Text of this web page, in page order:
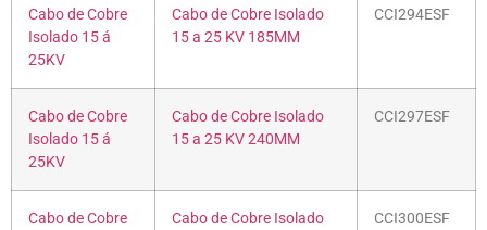
Cabo de Cobre
Isolado 15 á
25KV
Cabo de Cobre Isolado
15 a 25 KV 185MM
CCI294ESF
Cabo de Cobre
Isolado 15 á
25KV
Cabo de Cobre Isolado
15 a 25 KV 240MM
CCI297ESF
Cabo de Cobre
Cabo de Cobre Isolado
CCI300ESF